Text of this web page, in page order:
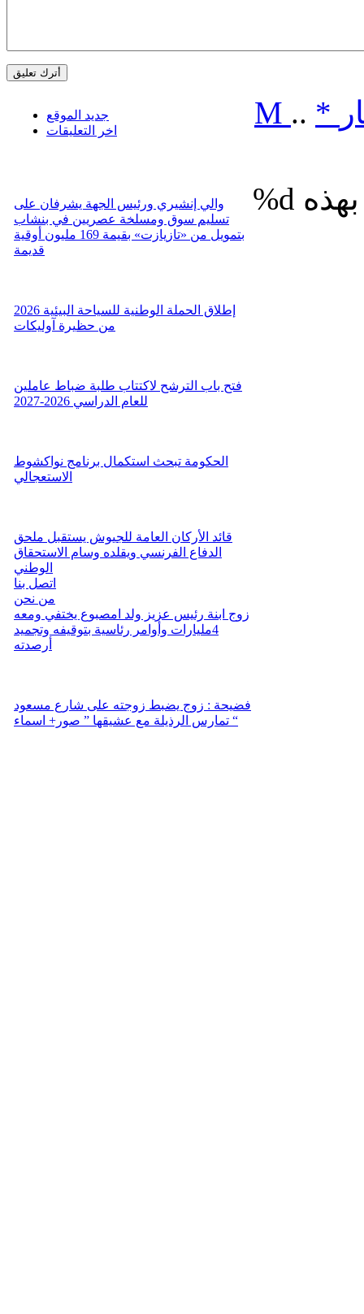
جديد الموقع
اخر التعليقات
والي إنشيري ورئيس الجهة يشرفان على
تسليم سوق ومسلخة عصريين في بنشاب
بتمويل من «تازيازت» بقيمة 169 مليون أوقية
قديمة
إطلاق الحملة الوطنية للسياحة البيئية 2026
من حظيرة آوليكات
فتح باب الترشح لاكتتاب طلبة ضباط عاملين
للعام الدراسي 2026-2027
الحكومة تبحث استكمال برنامج نواكشوط
الاستعجالي
قائد الأركان العامة للجيوش يستقبل ملحق
الدفاع الفرنسي ويقلده وسام الاستحقاق
الوطني
اتصل بنا
من نحن
زوج ابنة رئيس عزيز ولد امصبوع يختفي ومعه
4مليارات وأوامر رئاسية بتوقيفه وتجميد
أرصدته
فضيحة : زوج يضبط زوجته على شارع مسعود
تمارس الرذيلة مع عشيقها ” صور+ اسماء “
M .. *
%d